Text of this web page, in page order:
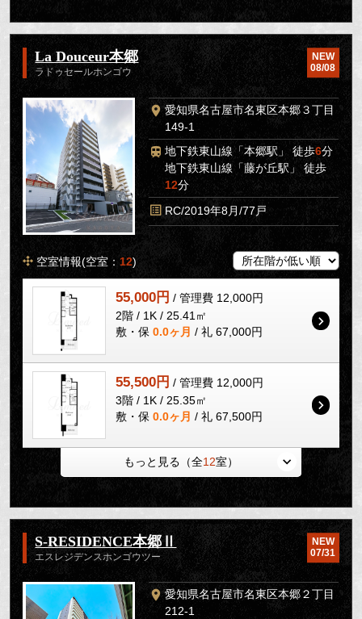
La Douceur本郷
ラドゥセールホンゴウ
NEW
08/08
愛知県名古屋市名東区本郷３丁目
149-1
地下鉄東山線「本郷駅」 徒歩6分
地下鉄東山線「藤が丘駅」 徒歩
12分
RC/2019年8月/77戸
空室情報(空室： 12)
55,000円 / 管理費 12,000円
2階 / 1K / 25.41㎡
敷・保 0.0ヶ月 / 礼 67,000円
55,500円 / 管理費 12,000円
3階 / 1K / 25.35㎡
敷・保 0.0ヶ月 / 礼 67,500円
もっと見る（全12室）
S-RESIDENCE本郷Ⅱ
エスレジデンスホンゴウツー
NEW
07/31
愛知県名古屋市名東区本郷２丁目
212-1